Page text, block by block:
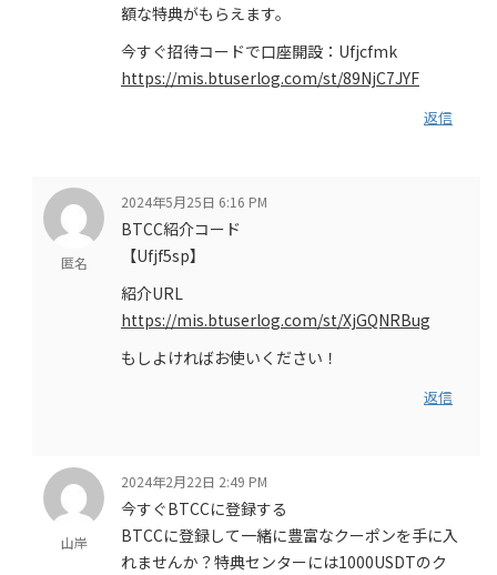
額な特典がもらえます。
今すぐ招待コードで口座開設：Ufjcfmk
https://mis.btuserlog.com/st/89NjC7JYF
返信
匿名
2024年5月25日 6:16 PM
BTCC紹介コード
【Ufjf5sp】
紹介URL
https://mis.btuserlog.com/st/XjGQNRBug
もしよければお使いください！
返信
山岸
2024年2月22日 2:49 PM
今すぐBTCCに登録する
BTCCに登録して一緒に豊富なクーポンを手に入
れませんか？特典センターには1000USDTのク